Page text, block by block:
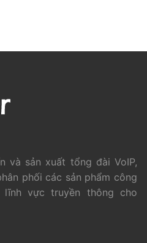
và sản xuất tổng đài VoIP,
phối các sản phẩm công
vực truyền thông cho